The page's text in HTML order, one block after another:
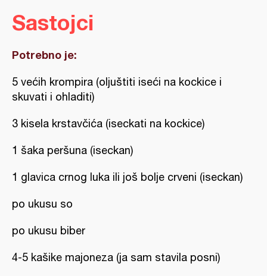
Sastojci
Potrebno je:
5 većih krompira (oljuštiti iseći na kockice i
skuvati i ohladiti)
3 kisela krstavčića (iseckati na kockice)
1 šaka peršuna (iseckan)
1 glavica crnog luka ili još bolje crveni (iseckan)
po ukusu so
po ukusu biber
4-5 kašike majoneza (ja sam stavila posni)